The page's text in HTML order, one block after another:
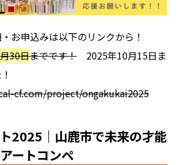
お申込みは以下のリンクから！
30日までです！ 2025年10月15日ま
cf.com/project/ongakukai2025
2025｜山鹿市で未来の才能
ートコンペ